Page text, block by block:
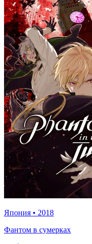
Япония • 2018
Фантом в сумерках